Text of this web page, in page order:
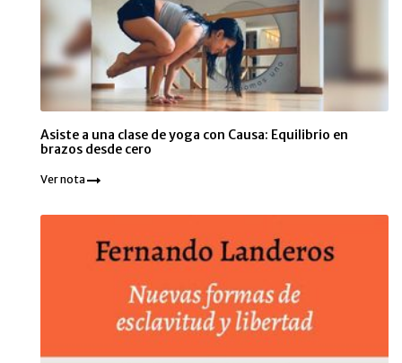
Asiste a una clase de yoga con Causa: Equilibrio en
brazos desde cero
Ver nota